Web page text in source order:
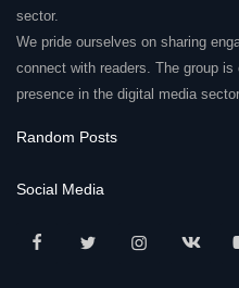
sector.
We pride ourselves on sharing
connect with readers. The group
presence in the digital media
Random Posts
Social Media